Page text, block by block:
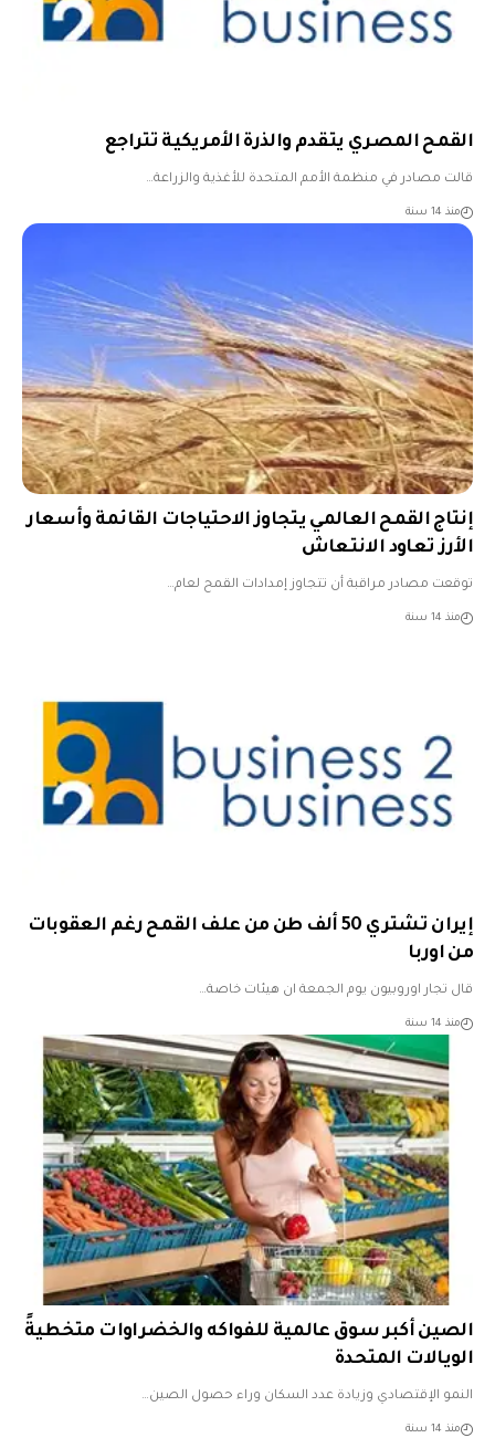
القمح المصري يتقدم والذرة الأمريكية تتراجع
قالت مصادر في منظمة الأمم المتحدة للأغذية والزراعة…
منذ 14 سنة
إنتاج القمح العالمي يتجاوز الاحتياجات القائمة وأسعار
الأرز تعاود الانتعاش
توقعت مصادر مراقبة أن تتجاوز إمدادات القمح لعام…
منذ 14 سنة
إيران تشتري 50 ألف طن من علف القمح رغم العقوبات
من اوربا
قال تجار اوروبيون يوم الجمعة ان هيئات خاصة…
منذ 14 سنة
الصين أكبر سوق عالمية للفواكه والخضراوات متخطيةً
الويالات المتحدة
النمو الإقتصادي وزيادة عدد السكان وراء حصول الصين…
منذ 14 سنة